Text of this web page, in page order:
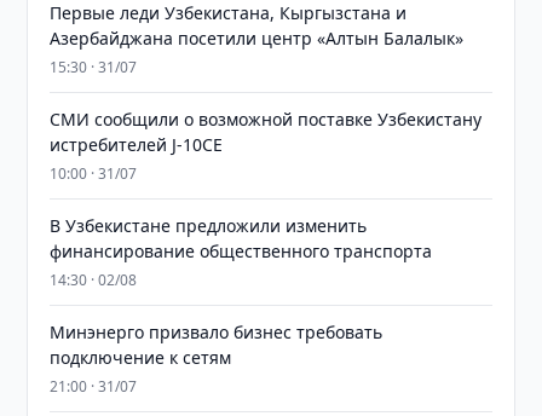
Первые леди Узбекистана, Кыргызстана и
Азербайджана посетили центр «Алтын Балалык»
15:30 · 31/07
СМИ сообщили о возможной поставке Узбекистану
истребителей J-10CE
10:00 · 31/07
В Узбекистане предложили изменить
финансирование общественного транспорта
14:30 · 02/08
Минэнерго призвало бизнес требовать
подключение к сетям
21:00 · 31/07